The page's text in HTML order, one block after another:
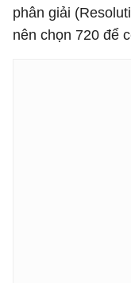
phân giải
nên chọn 720 để